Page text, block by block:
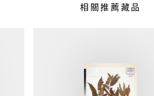
相關推薦藏品